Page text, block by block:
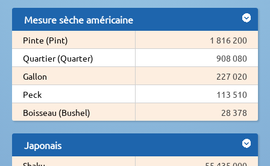
Mesure sèche américaine
Pinte (Pint)
1 816 200
Quartier (Quarter)
908 080
Gallon
227 020
Peck
113 510
Boisseau (Bushel)
28 378
Japonais